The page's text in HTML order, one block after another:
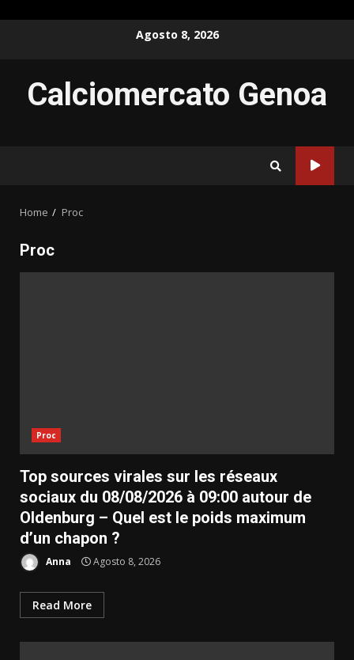
Agosto 8, 2026
Calciomercato Genoa
Home Proc
Proc
Proc
Top sources virales sur les réseaux
sociaux du 08/08/2026 à 09:00 autour de
Oldenburg – Quel est le poids maximum
d’un chapon ?
Anna Agosto 8, 2026
Read More